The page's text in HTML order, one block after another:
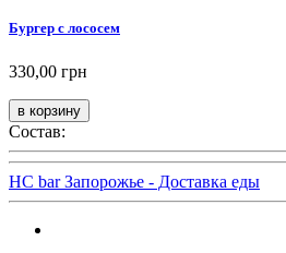
Бургер с лососем
330,00 грн
Состав:
HC bar Запорожье - Доставка еды